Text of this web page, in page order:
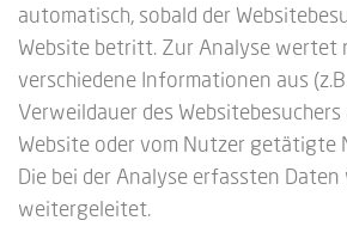
automatisch, sobald der
Website betritt. Zur Analyse wertet
verschiedene Informationen aus
Verweildauer des
Website oder vom Nutzer getätigte
Die bei der Analyse erfassten
weitergeleitet.